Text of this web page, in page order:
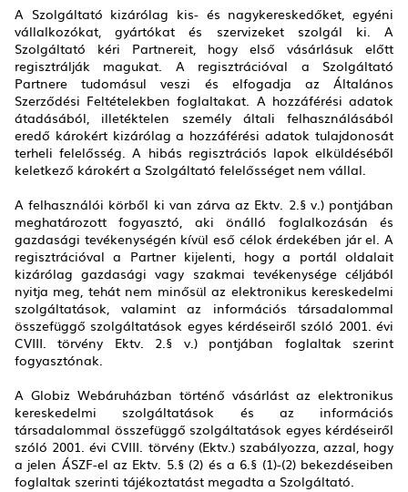
A Szolgáltató kizárólag kis- és nagykereskedőket, egyéni
vállalkozókat, gyártókat és szervizeket szolgál ki. A
Szolgáltató kéri Partnereit, hogy első vásárlásuk előtt
regisztrálják magukat. A regisztrációval a Szolgáltató
Partnere tudomásul veszi és elfogadja az Általános
Szerződési Feltételekben foglaltakat. A hozzáférési adatok
átadásából, illetéktelen személy általi felhasználásából
eredő károkért kizárólag a hozzáférési adatok tulajdonosát
terheli felelősség. A hibás regisztrációs lapok elküldéséből
keletkező károkért a Szolgáltató felelősséget nem vállal.
A felhasználói körből ki van zárva az Ektv. 2.§ v.) pontjában
meghatározott fogyasztó, aki önálló foglalkozásán és
gazdasági tevékenységén kívül eső célok érdekében jár el. A
regisztrációval a Partner kijelenti, hogy a portál oldalait
kizárólag gazdasági vagy szakmai tevékenysége céljából
nyitja meg, tehát nem minősül az elektronikus kereskedelmi
szolgáltatások, valamint az információs társadalommal
összefüggő szolgáltatások egyes kérdéseiről szóló 2001. évi
CVIII. törvény Ektv. 2.§ v.) pontjában foglaltak szerint
fogyasztónak.
A Globiz Webáruházban történő vásárlást az elektronikus
kereskedelmi szolgáltatások és az információs
társadalommal összefüggő szolgáltatások egyes kérdéseiről
szóló 2001. évi CVIII. törvény (Ektv.) szabályozza, azzal, hogy
a jelen ÁSZF-el az Ektv. 5.§ (2) és a 6.§ (1)-(2) bekezdéseiben
foglaltak szerinti tájékoztatást megadta a Szolgáltató.